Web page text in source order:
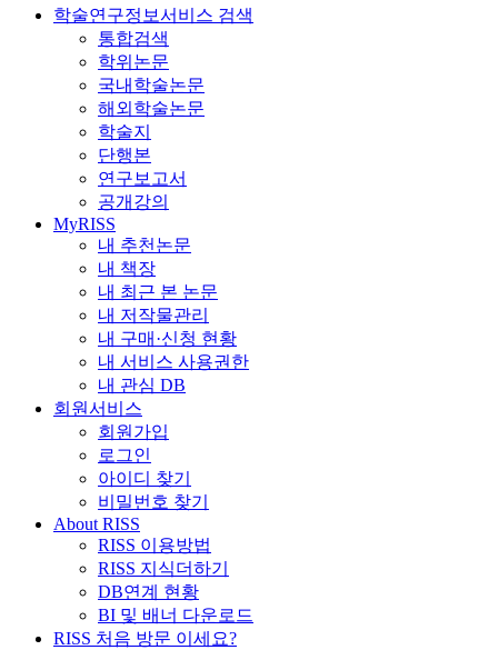
학술연구정보서비스 검색
통합검색
학위논문
국내학술논문
해외학술논문
학술지
단행본
연구보고서
공개강의
MyRISS
내 추천논문
내 책장
내 최근 본 논문
내 저작물관리
내 구매·신청 현황
내 서비스 사용권한
내 관심 DB
회원서비스
회원가입
로그인
아이디 찾기
비밀번호 찾기
About RISS
RISS 이용방법
RISS 지식더하기
DB연계 현황
BI 및 배너 다운로드
RISS 처음 방문 이세요?